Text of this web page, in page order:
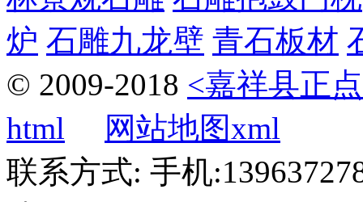
炉 石雕九龙壁 青石板材
© 2009-2018 <嘉祥县正
html
网站地图xml
联系方式: 手机